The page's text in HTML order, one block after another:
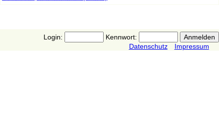
Login:
Kennwort:
Datenschutz
Impressum